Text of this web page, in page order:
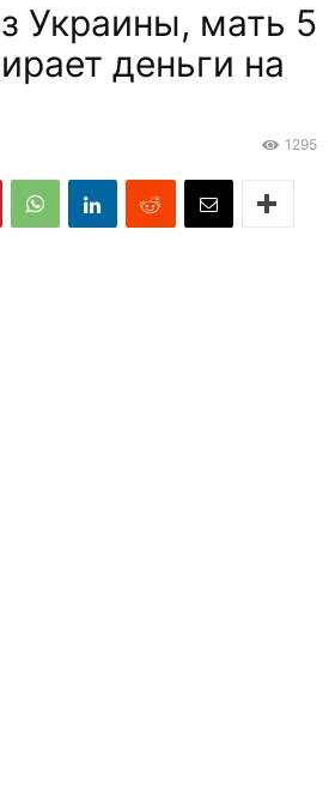
Украины, мать 5
деньги на
1295